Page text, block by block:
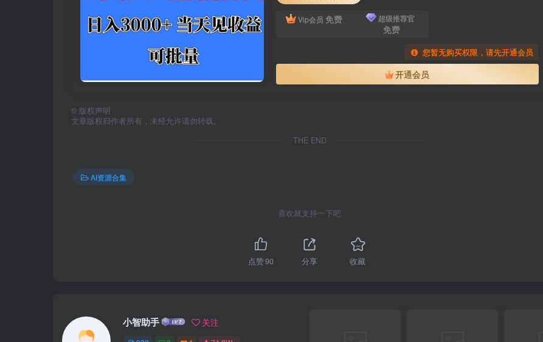
Vip会员 免费 超级推荐官
免费
您暂无购买权限，请先开通会员
开通会员
© 版权声明
文章版权归作者所有，未经允许请勿转载。
THE END
AI资源合集
喜欢就支持一下吧
点赞90 分享 收藏
小智助手 关注